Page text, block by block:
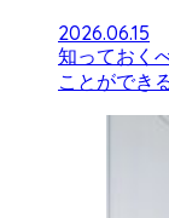
2026.06.15
知っておく
ことができ